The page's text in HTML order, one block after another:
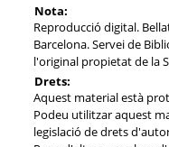
Nota:
Reproducció digital.
Barcelona. Servei de
l'original propietat de la
Drets:
Aquest material està
Podeu utilitzar aquest
legislació de drets